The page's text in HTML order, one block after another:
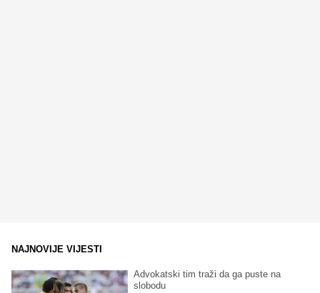
NAJNOVIJE VIJESTI
Advokatski tim traži da ga puste na
slobodu